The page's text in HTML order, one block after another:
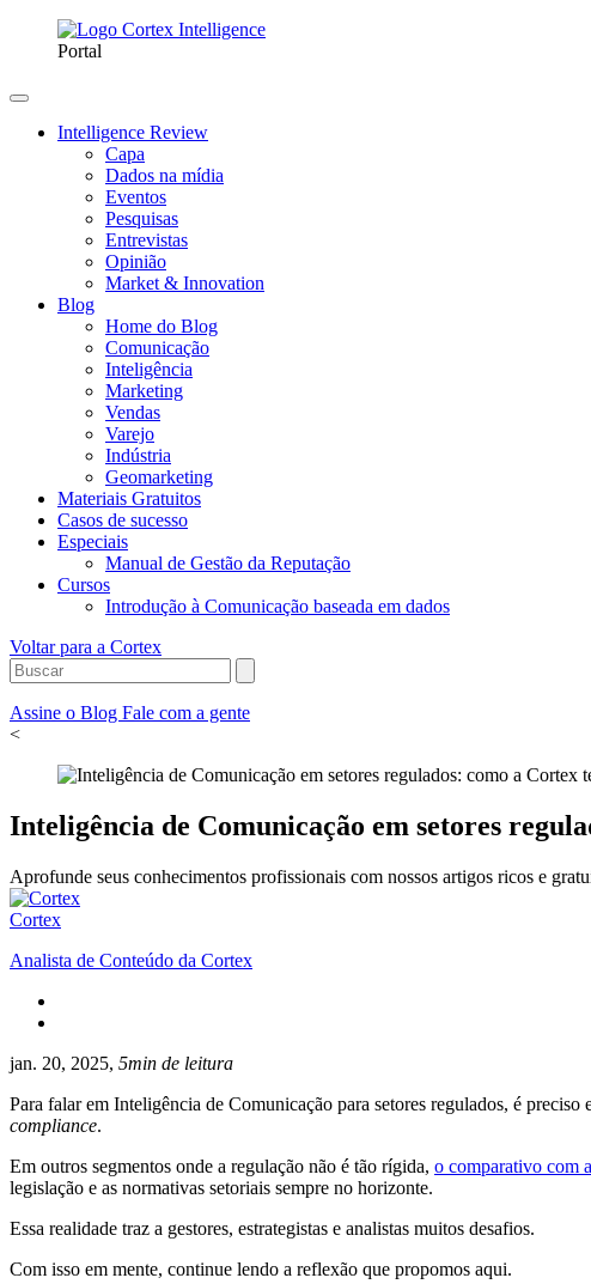
Portal
Intelligence Review
Capa
Dados na mídia
Eventos
Pesquisas
Entrevistas
Opinião
Market & Innovation
Blog
Home do Blog
Comunicação
Inteligência
Marketing
Vendas
Varejo
Indústria
Geomarketing
Materiais Gratuitos
Casos de sucesso
Especiais
Manual de Gestão da Reputação
Cursos
Introdução à Comunicação baseada em dados
Voltar para a Cortex
Assine o Blog Fale com a gente
<
Inteligência de Comunicação em setores
Aprofunde seus conhecimentos profissionais com nossos artigos ricos e
Cortex
Analista de Conteúdo da Cortex
jan. 20, 2025, 5min de leitura
Para falar em Inteligência de Comunicação para setores regulados, é
compliance.
Em outros segmentos onde a regulação não é tão rígida, o comparativo com
legislação e as normativas setoriais sempre no horizonte.
Essa realidade traz a gestores, estrategistas e analistas muitos desafios.
Com isso em mente, continue lendo a reflexão que propomos aqui.